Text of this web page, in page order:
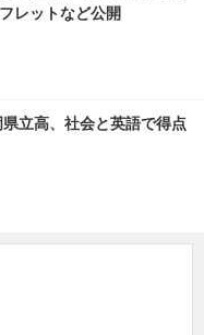
レットなど公開
県立高、社会と英語で得点